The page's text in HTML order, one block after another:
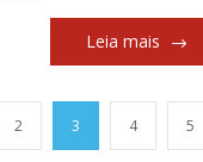
Leia mais
2 3 4 5